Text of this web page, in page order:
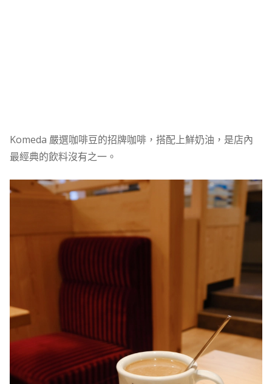
Komeda 嚴選咖啡豆的招牌咖啡，搭配上鮮奶油，是店內
最經典的飲料沒有之一。